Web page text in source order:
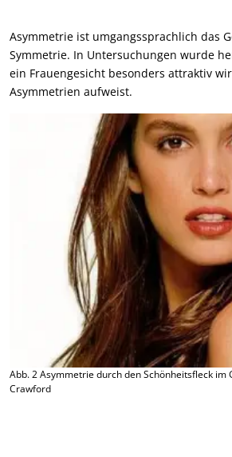
Asymmetrie ist umgangssprachlich das
Symmetrie. In Untersuchungen wurde
ein Frauengesicht besonders attraktiv
Asymmetrien aufweist.
Abb. 2 Asymmetrie durch den Schönheitsfleck im
Crawford